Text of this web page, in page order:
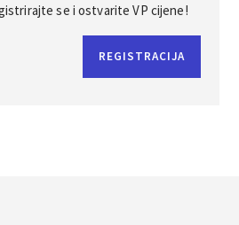
se i ostvarite VP cijene!
REGISTRACIJA